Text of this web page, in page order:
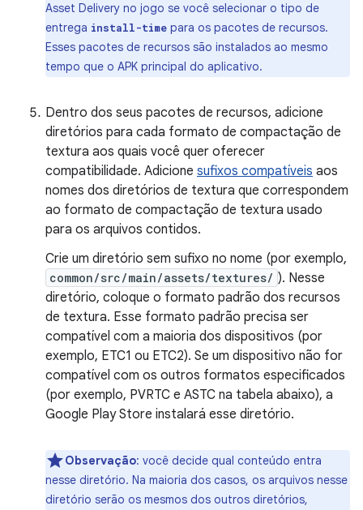
Asset Delivery no jogo se você selecionar o tipo de
entrega install-time para os pacotes de recursos.
Esses pacotes de recursos são instalados ao mesmo
tempo que o APK principal do aplicativo.
Dentro dos seus pacotes de recursos, adicione
diretórios para cada formato de compactação de
textura aos quais você quer oferecer
compatibilidade. Adicione sufixos compatíveis aos
nomes dos diretórios de textura que correspondem
ao formato de compactação de textura usado
para os arquivos contidos.
Crie um diretório sem sufixo no nome (por exemplo,
common/src/main/assets/textures/ ). Nesse
diretório, coloque o formato padrão dos recursos
de textura. Esse formato padrão precisa ser
compatível com a maioria dos dispositivos (por
exemplo, ETC1 ou ETC2). Se um dispositivo não for
compatível com os outros formatos especificados
(por exemplo, PVRTC e ASTC na tabela abaixo), a
Google Play Store instalará esse diretório.
Observação: você decide qual conteúdo entra
nesse diretório. Na maioria dos casos, os arquivos nesse
diretório serão os mesmos dos outros diretórios,